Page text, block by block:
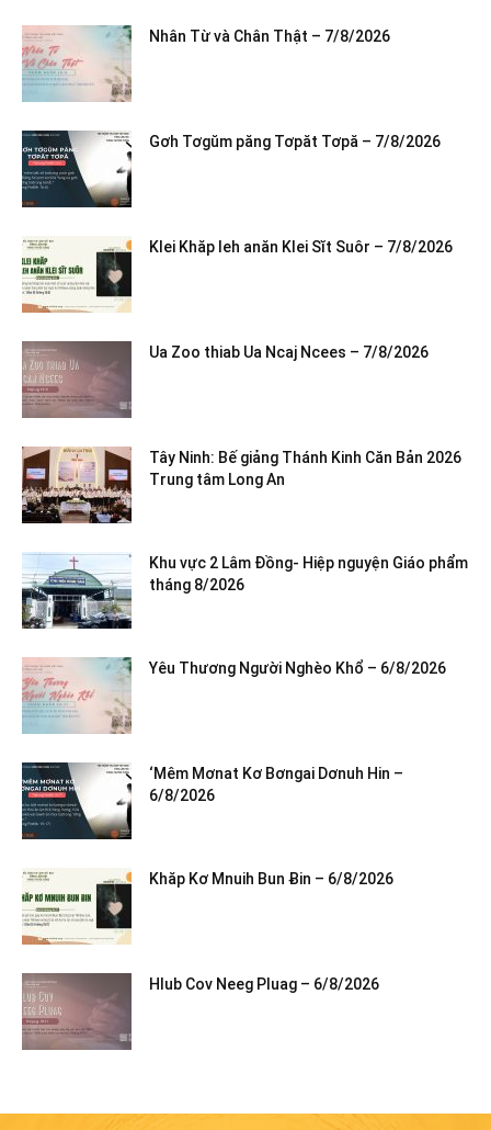
Nhân Từ và Chân Thật – 7/8/2026
Gơh Tơgŭm păng Tơpăt Tơpă – 7/8/2026
Klei Khăp leh anăn Klei Sĭt Suôr – 7/8/2026
Ua Zoo thiab Ua Ncaj Ncees – 7/8/2026
Tây Ninh: Bế giảng Thánh Kinh Căn Bản 2026
Trung tâm Long An
Khu vực 2 Lâm Đồng- Hiệp nguyện Giáo phẩm
tháng 8/2026
Yêu Thương Người Nghèo Khổ – 6/8/2026
‘Mêm Mơnat Kơ Bơngai Dơnuh Hin –
6/8/2026
Khăp Kơ Mnuih Bun Ƀin – 6/8/2026
Hlub Cov Neeg Pluag – 6/8/2026